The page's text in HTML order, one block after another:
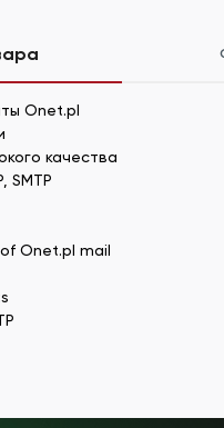
Onet.pl
качества
SMTP
Onet.pl mail